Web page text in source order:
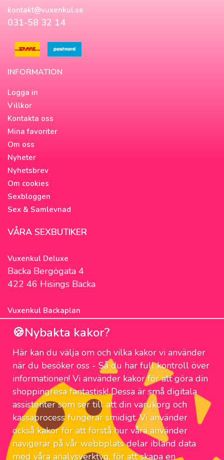
kontakt@vuxenkul.se
031-58 32 14
INFORMATION
Logga in
Villkor
Kontakta oss
Mina favoriter
Om oss
Nyheter
Nyhetsbrev
Om cookies
Sexbloggen
Sex & Samlevnad
VÅRA SEXBUTIKER
Vuxenkul Deluxe
Backa Bergögata 4
422 46 Hisings Backa
Vuxenkul Backaplan
Färgfabriksgatan 3
417 05 Göteborg
NYHETSBREV
Prenumerera på nyhetsbrevet för våra
bästa erbjudanden och nyheter!
Email:
🍪Nybakta kakor?
Här kan du välja om och vilka kakor vi använder
när du besöker oss - Så du har full kontroll över
informationen! Vi använder kakor för att göra din
shoppingresa fantastisk! Dessa är små digitala
assistenter som ser till att din varukorg och
kassaprocess fungerar smidigt. Vi använder
också kakor för att förstå hur våra använder
navigerar på vår webbplats delar ibland data
med våra analysverktyg, för att skapa en